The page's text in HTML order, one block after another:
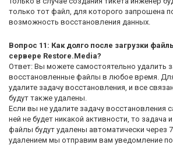
только тот файл, для которого запрошена
возможность восстановления данных.
Вопрос 11: Как долго после загрузки
сервере Restore.Media?
Ответ: Вы можете самостоятельно удалить
восстановленные файлы в любое время.
удалите задачу восстановления, и все
будут также удалены.
Если вы не удалите задачу восстановления
ней не будет никакой активности, то задача
файлы будут удалены автоматически через
удалением мы отправим вам уведомление